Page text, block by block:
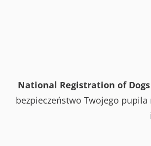
National Registration of Dogs
bezpieczeństwo Twojego